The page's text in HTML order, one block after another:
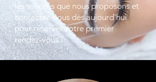
les services que nous proposons et
contactez-nous dès aujourd'hui
pour réserver votre premier
rendez-vous !